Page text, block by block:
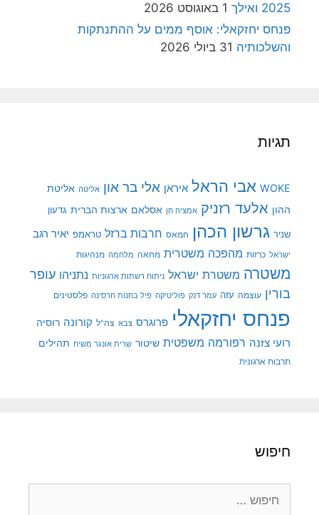
2025 ואילך
1 באוגוסט 2026
פנחס יחזקאלי: אוסף ממים על ההתנתקות
והשלכותיה 31 ביולי 2026
תגיות
WOKE אבי הראל איראן אלי בר און אליטה אליטת
ההון אלעד רזניק אמציה חן אסלאם ארצות הברית גדעון
שניר גרשון הכהן חמאס חרבות ברזל טראמפ יאיר רגב
ישראל כרזות מהפכה משטרית מחאה מלחמה מנהיגות
משטרה משטרת ישראל ניתוח רשתות ארגוניות נתניהו עופר
בורין עוצמה עזה עמר דנק פוליטיקה פיל בחנות חרסינה פלסטינים
פנחס יחזקאלי פרוגרס צבא צה"ל קורונה רוסיה
רועי צזנה רפורמה משפטית שיטור שרית אונגר משיח תהילים
תרבות ארגונית
חיפוש